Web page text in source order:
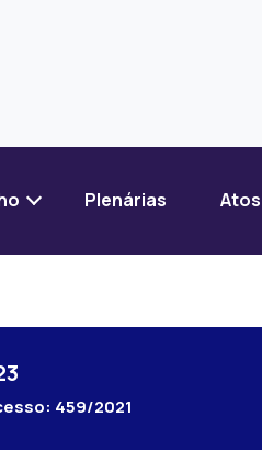
Plenárias
459/2021